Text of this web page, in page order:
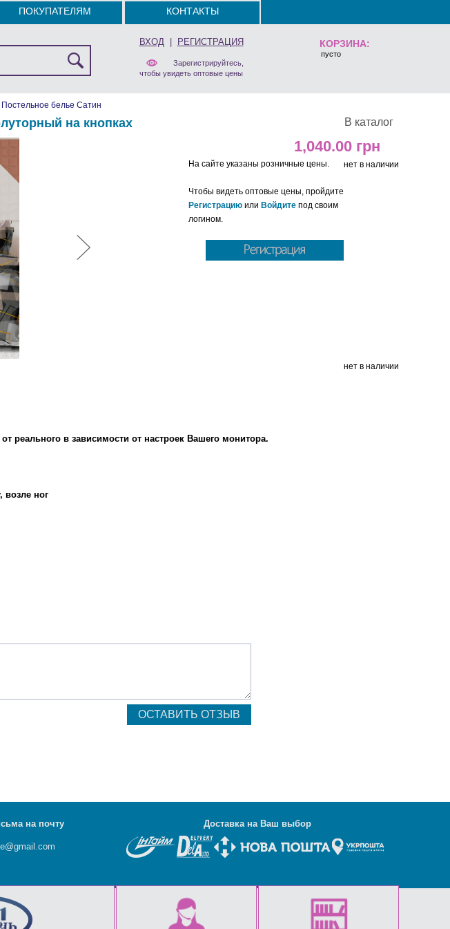
КОРЗИНА:
пусто
ПОКУПАТЕЛЯМ КОНТАКТЫ
ВХОД| РЕГИСТРАЦИЯ
Зарегистрируйтесь,
чтобы увидеть оптовые цены
Постельное белье Сатин
В каталог
на кнопках
1,040.00
нет в наличии
На сайте указаны розничные цены.
Чтобы видеть оптовые цены, пройдите
Регистрацию или Войдите под своим
логином.
нет в наличии
реального в зависимости от настроек Вашего монитора.
возле ног
на почту Доставка на Ваш выбор